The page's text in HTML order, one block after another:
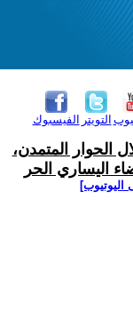
الفيسبوك التويتر
الحوار المتمدن،
اليساري الحر